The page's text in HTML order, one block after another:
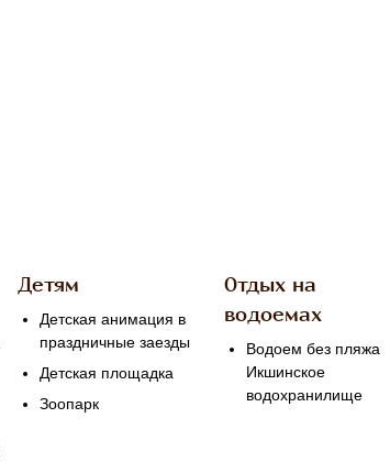
Детям
Детская анимация в
праздничные заезды
Детская площадка
Зоопарк
Отдых на
водоемах
Водоем без пляжа
Икшинское
водохранилище